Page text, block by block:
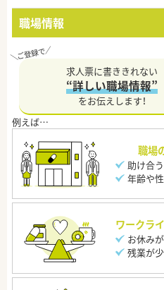
職場情報
求人票に書ききれない
“詳しい職場情報”
をお伝えします！
職場
助け合
年齢や
ワークラ
お休み
残業が